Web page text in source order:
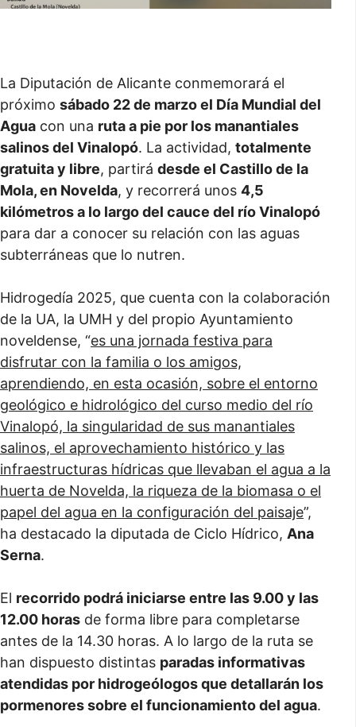
La Diputación de Alicante conmemorará el
próximo sábado 22 de marzo el Día Mundial del
Agua con una ruta a pie por los manantiales
salinos del Vinalopó. La actividad, totalmente
gratuita y libre, partirá desde el Castillo de la
Mola, en Novelda, y recorrerá unos 4,5
kilómetros a lo largo del cauce del río Vinalopó
para dar a conocer su relación con las aguas
subterráneas que lo nutren.
Hidrogedía 2025, que cuenta con la colaboración
de la UA, la UMH y del propio Ayuntamiento
noveldense, “es una jornada festiva para
disfrutar con la familia o los amigos,
aprendiendo, en esta ocasión, sobre el entorno
geológico e hidrológico del curso medio del río
Vinalopó, la singularidad de sus manantiales
salinos, el aprovechamiento histórico y las
infraestructuras hídricas que llevaban el agua a la
huerta de Novelda, la riqueza de la biomasa o el
papel del agua en la configuración del paisaje”,
ha destacado la diputada de Ciclo Hídrico, Ana
Serna.
El recorrido podrá iniciarse entre las 9.00 y las
12.00 horas de forma libre para completarse
antes de la 14.30 horas. A lo largo de la ruta se
han dispuesto distintas paradas informativas
atendidas por hidrogeólogos que detallarán los
pormenores sobre el funcionamiento del agua.